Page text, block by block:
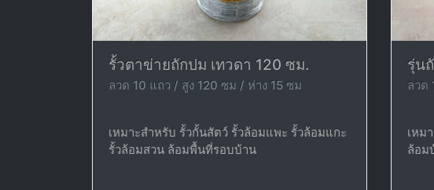
รั้วตาข่ายถักปม เทวดา 120 ซม.
ลวด 10 แถว / สูง 120 ซม / ห่าง 15 ซม
เหมาะสำหรับ รั้วกั้นสัตว์ รั้วล้อมแพะ รั้วล้อมแกะ
รั้วล้อมสวน ล้อมพื้นที่รอบบ้าน
รุ่น
ลวด
เหม
ล้อม